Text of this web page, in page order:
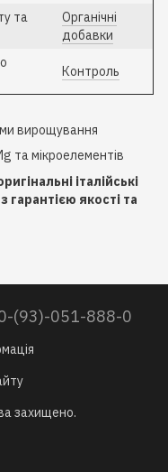
та
Органічні
добавки
Контроль
вирощування
та мікроелементів
італійські
гарантією якості та
(93)-051-888-0
захищено.